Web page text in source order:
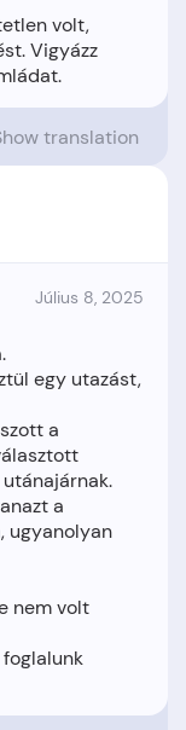
volt,
Vigyázz
translation
Július 8, 2025
egy utazást,
a
a
ugyanolyan
nem volt